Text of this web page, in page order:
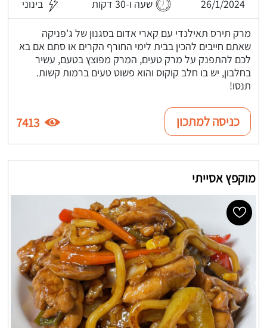
26/1/2024 שעה ו-30 דקות בינוני
מרק תירס תאילנדי עם קארי אדום בסגנון של ג'פניקה
שאתם חייבים להכין בבית לימי החורף הקרים או סתם אם בא
לכם להתפנק על מרק טעים, המרק מפוצץ בטעם, עשיר
בחלבון, יש בו חלב קוקוס והוא פשוט טעים ברמות קשות.
תנסו!
כניסה למתכון 7413
מוקפץ אסייתי